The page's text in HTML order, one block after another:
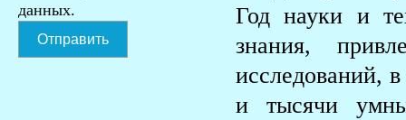
данных.
Отправить
Год науки и
знания,
исследований,
и тысячи